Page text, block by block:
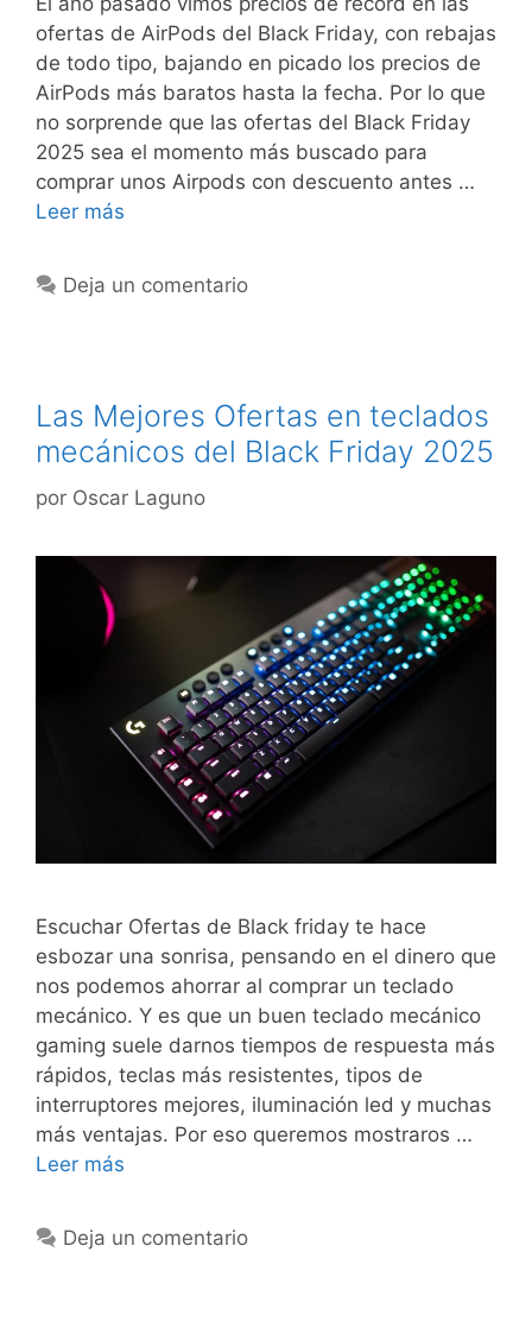
ofertas de AirPods del Black Friday, con rebajas
de todo tipo, bajando en picado los precios de
AirPods más baratos hasta la fecha. Por lo que
no sorprende que las ofertas del Black Friday
2025 sea el momento más buscado para
comprar unos Airpods con descuento antes …
Leer más
Deja un comentario
Las Mejores Ofertas en teclados
mecánicos del Black Friday 2025
por Oscar Laguno
Escuchar Ofertas de Black friday te hace
esbozar una sonrisa, pensando en el dinero que
nos podemos ahorrar al comprar un teclado
mecánico. Y es que un buen teclado mecánico
gaming suele darnos tiempos de respuesta más
rápidos, teclas más resistentes, tipos de
interruptores mejores, iluminación led y muchas
más ventajas. Por eso queremos mostraros …
Leer más
Deja un comentario